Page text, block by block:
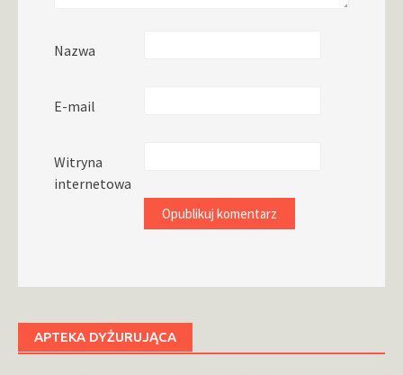
Nazwa
E-mail
Witryna
internetowa
APTEKA DYŻURUJĄCA